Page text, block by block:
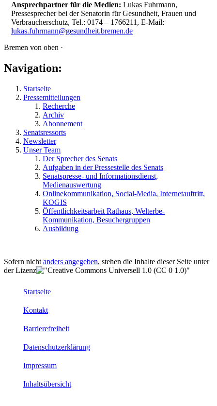
Ansprechpartner für die Medien: Lukas Fuhrmann,
Pressesprecher bei der Senatorin für Gesundheit, Frauen und
Verbraucherschutz, Tel.: 0174 – 1766211, E-Mail:
lukas.fuhrmann@gesundheit.bremen.de
Bremen von oben ·
Navigation:
Startseite
Pressemitteilungen
Recherche
Archiv
Abonnement
Senatsressorts
Newsletter
Unser Team
Der Sprecher des Senats
Aufgaben in der Pressestelle des Senats
Senatspresse- und Informationsdienst,
Medienauswertung
Onlinekommunikation, Social-Media, Internetauftritt,
KOGIS
Öffentlichkeitsarbeit Rathaus, Welterbe-
Kommunikation, Besuchergruppen
Ausbildung
Sofern nicht anders angegeben, stehen die Inhalte dieser Seite unter
der Lizenz
Startseite
Kontakt
Barrierefreiheit
Datenschutzerklärung
Impressum
Inhaltsübersicht